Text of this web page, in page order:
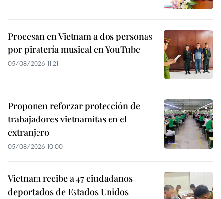
Procesan en Vietnam a dos personas
por piratería musical en YouTube
05/08/2026 11:21
Proponen reforzar protección de
trabajadores vietnamitas en el
extranjero
05/08/2026 10:00
Vietnam recibe a 47 ciudadanos
deportados de Estados Unidos